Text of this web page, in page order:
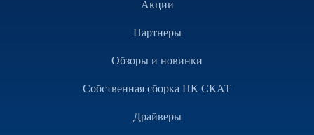
Акции
Партнеры
Обзоры и новинки
Собственная сборка ПК СКАТ
Драйверы